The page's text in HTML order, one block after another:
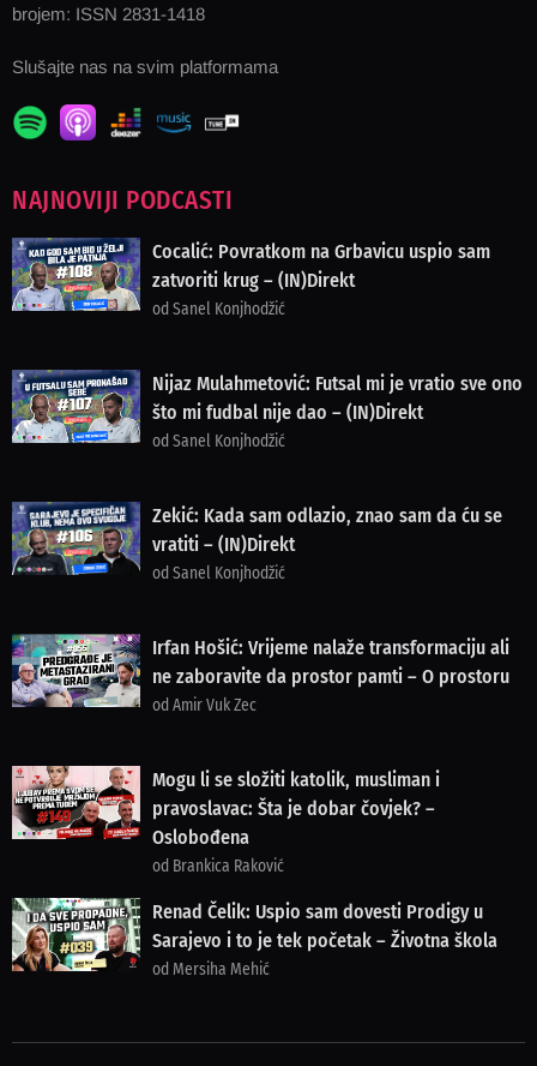
brojem: ISSN 2831-1418
Slušajte nas na svim platformama
NAJNOVIJI PODCASTI
Cocalić: Povratkom na Grbavicu uspio sam
zatvoriti krug – (IN)Direkt
od Sanel Konjhodžić
Nijaz Mulahmetović: Futsal mi je vratio sve ono
što mi fudbal nije dao – (IN)Direkt
od Sanel Konjhodžić
Zekić: Kada sam odlazio, znao sam da ću se
vratiti – (IN)Direkt
od Sanel Konjhodžić
Irfan Hošić: Vrijeme nalaže transformaciju ali
ne zaboravite da prostor pamti – O prostoru
od Amir Vuk Zec
Mogu li se složiti katolik, musliman i
pravoslavac: Šta je dobar čovjek? –
Oslobođena
od Brankica Raković
Renad Čelik: Uspio sam dovesti Prodigy u
Sarajevo i to je tek početak – Životna škola
od Mersiha Mehić